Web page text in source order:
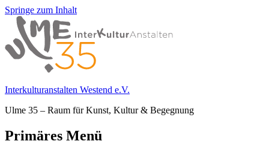
Springe zum Inhalt
Interkulturanstalten Westend e.V.
Ulme 35 – Raum für Kunst, Kultur & Begegnung
Primäres Menü